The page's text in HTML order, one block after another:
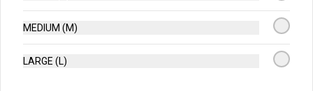
Mi cuenta
MEDIUM (M)
LARGE (L)